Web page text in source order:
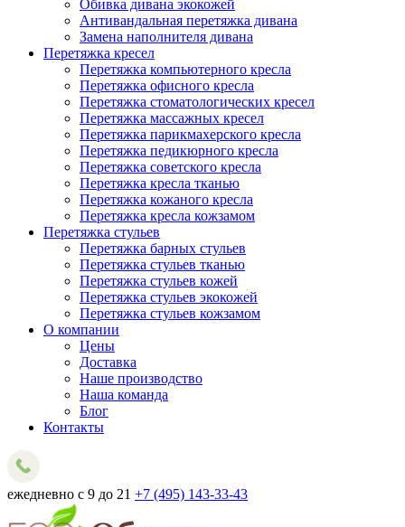
Обивка дивана экокожей
Антивандальная перетяжка дивана
Замена наполнителя дивана
Перетяжка кресел
Перетяжка компьютерного кресла
Перетяжка офисного кресла
Перетяжка стоматологических кресел
Перетяжка массажных кресел
Перетяжка парикмахерского кресла
Перетяжка педикюрного кресла
Перетяжка советского кресла
Перетяжка кресла тканью
Перетяжка кожаного кресла
Перетяжка кресла кожзамом
Перетяжка стульев
Перетяжка барных стульев
Перетяжка стульев тканью
Перетяжка стульев кожей
Перетяжка стульев экокожей
Перетяжка стульев кожзамом
О компании
Цены
Доставка
Наше производство
Наша команда
Блог
Контакты
ежедневно с 9 до 21 +7 (495) 143-33-43